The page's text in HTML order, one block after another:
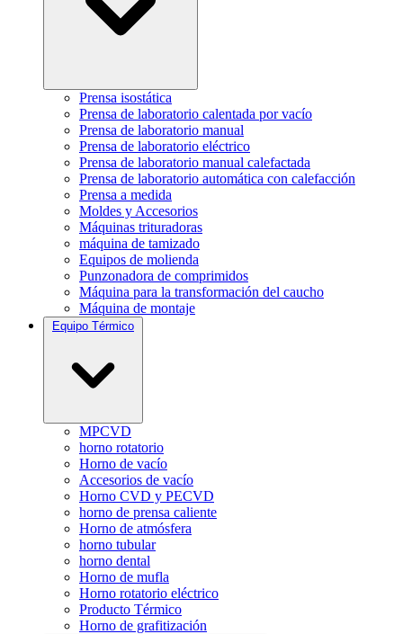
Prensa isostática
Prensa de laboratorio calentada por vacío
Prensa de laboratorio manual
Prensa de laboratorio eléctrico
Prensa de laboratorio manual calefactada
Prensa de laboratorio automática con calefacción
Prensa a medida
Moldes y Accesorios
Máquinas trituradoras
máquina de tamizado
Equipos de molienda
Punzonadora de comprimidos
Máquina para la transformación del caucho
Máquina de montaje
Equipo Térmico
MPCVD
horno rotatorio
Horno de vacío
Accesorios de vacío
Horno CVD y PECVD
horno de prensa caliente
Horno de atmósfera
horno tubular
horno dental
Horno de mufla
Horno rotatorio eléctrico
Producto Térmico
Horno de grafitización